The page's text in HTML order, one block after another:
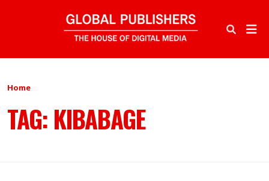
Home
TAG: KIBABAGE